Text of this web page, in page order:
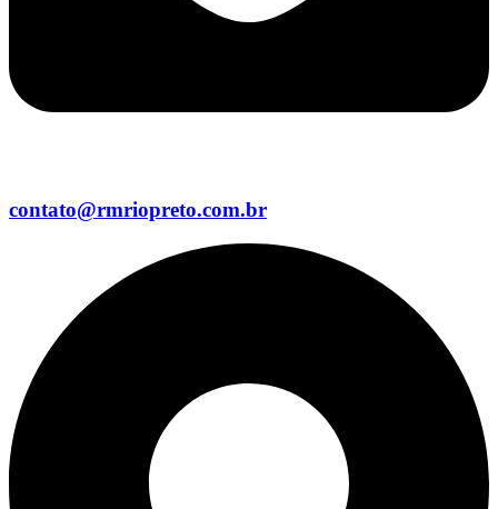
contato@rmriopreto.com.br